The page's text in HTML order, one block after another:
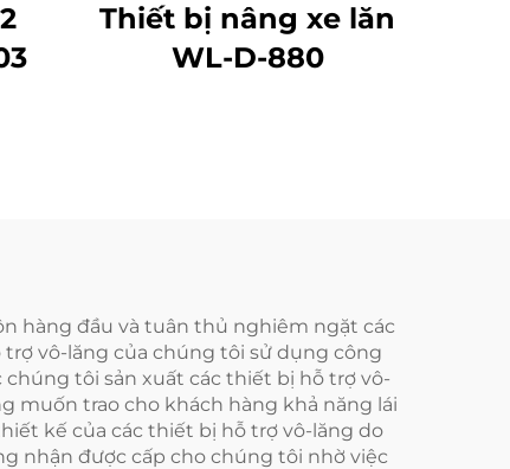
Thiết bị nâng xe lăn
WL-D-880
hàng đầu và tuân thủ nghiêm ngặt các
vô-lăng của chúng tôi sử dụng công
tôi sản xuất các thiết bị hỗ trợ vô-
muốn trao cho khách hàng khả năng lái
kế của các thiết bị hỗ trợ vô-lăng do
nhận được cấp cho chúng tôi nhờ việc